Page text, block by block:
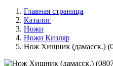
Главная страница
Каталог
Ножи
Ножи Кизляр
Нож Хищник (дамасск.)